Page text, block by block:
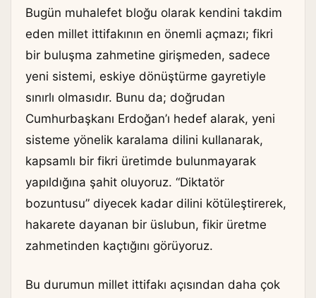
Bugün muhalefet bloğu olarak kendini takdim
eden millet ittifakının en önemli açmazı; fikri
bir buluşma zahmetine girişmeden, sadece
yeni sistemi, eskiye dönüştürme gayretiyle
sınırlı olmasıdır. Bunu da; doğrudan
Cumhurbaşkanı Erdoğan’ı hedef alarak, yeni
sisteme yönelik karalama dilini kullanarak,
kapsamlı bir fikri üretimde bulunmayarak
yapıldığına şahit oluyoruz. “Diktatör
bozuntusu” diyecek kadar dilini kötüleştirerek,
hakarete dayanan bir üslubun, fikir üretme
zahmetinden kaçtığını görüyoruz.
Bu durumun millet ittifakı açısından daha çok